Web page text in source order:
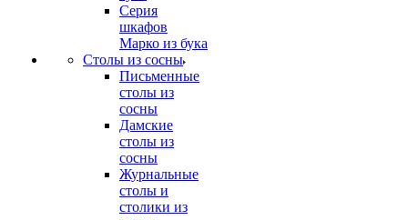
Серия
шкафов
Марко из бука
Столы из сосны
Письменные
столы из
сосны
Дамские
столы из
сосны
Журнальные
столы и
столики из